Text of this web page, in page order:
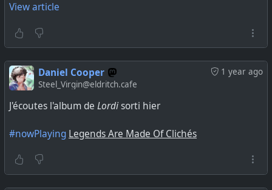
View article
1 year ago
Daniel Cooper
Steel_Virgin@eldritch.cafe
J'écoutes l'album de Lordisorti hier
#nowPlaying Legends Are Made Of Clichés